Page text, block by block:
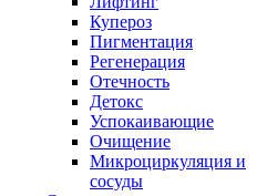
Купероз
Пигментация
Регенерация
Отечность
Детокс
Успокаивающие
Очищение
Микроциркуляция и
сосуды